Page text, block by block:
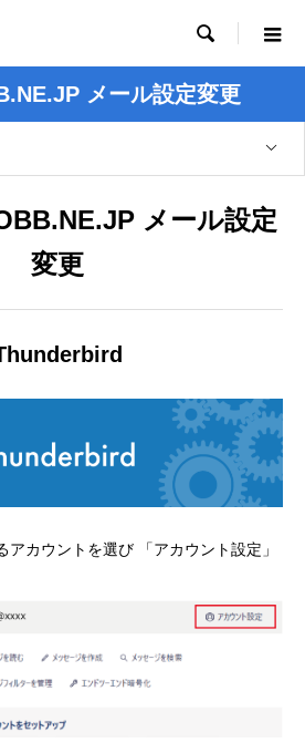

メール設定変更
メール設定
変更
アカウントを選び 「アカウント設定」